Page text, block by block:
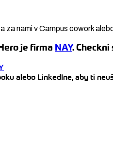
za nami v Campus cowork
je firma NAY.
alebo LinkedIne, aby ti